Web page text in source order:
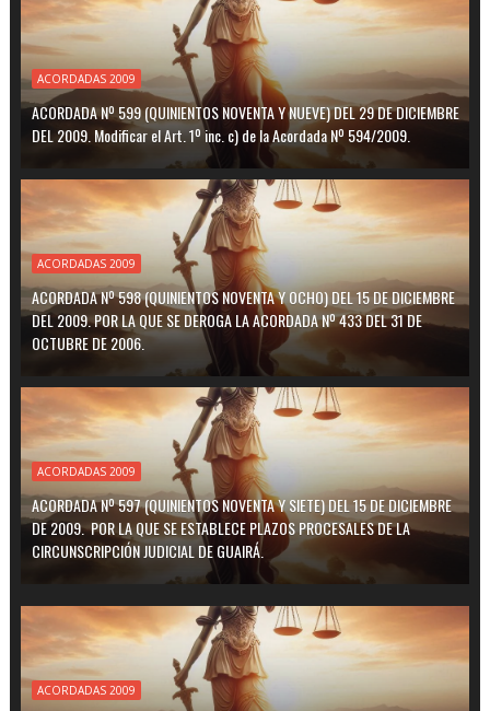
ACORDADAS 2009
ACORDADA Nº 599 (QUINIENTOS NOVENTA Y NUEVE) DEL 29 DE DICIEMBRE
DEL 2009. Modificar el Art. 1º inc. c) de la Acordada Nº 594/2009.
ACORDADAS 2009
ACORDADA Nº 598 (QUINIENTOS NOVENTA Y OCHO) DEL 15 DE DICIEMBRE
DEL 2009. POR LA QUE SE DEROGA LA ACORDADA Nº 433 DEL 31 DE
OCTUBRE DE 2006.
ACORDADAS 2009
ACORDADA Nº 597 (QUINIENTOS NOVENTA Y SIETE) DEL 15 DE DICIEMBRE
DE 2009. POR LA QUE SE ESTABLECE PLAZOS PROCESALES DE LA
CIRCUNSCRIPCIÓN JUDICIAL DE GUAIRÁ.
ACORDADAS 2009